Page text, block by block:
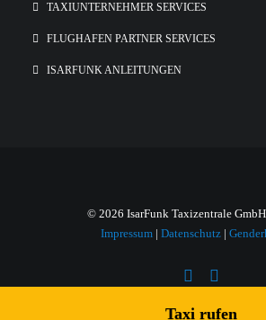
TAXIUNTERNEHMER SERVICES
FLUGHAFEN PARTNER SERVICES
ISARFUNK ANLEITUNGEN
© 2026 IsarFunk Taxizentrale
Impressum | Datenschutz |
Taxi rufen